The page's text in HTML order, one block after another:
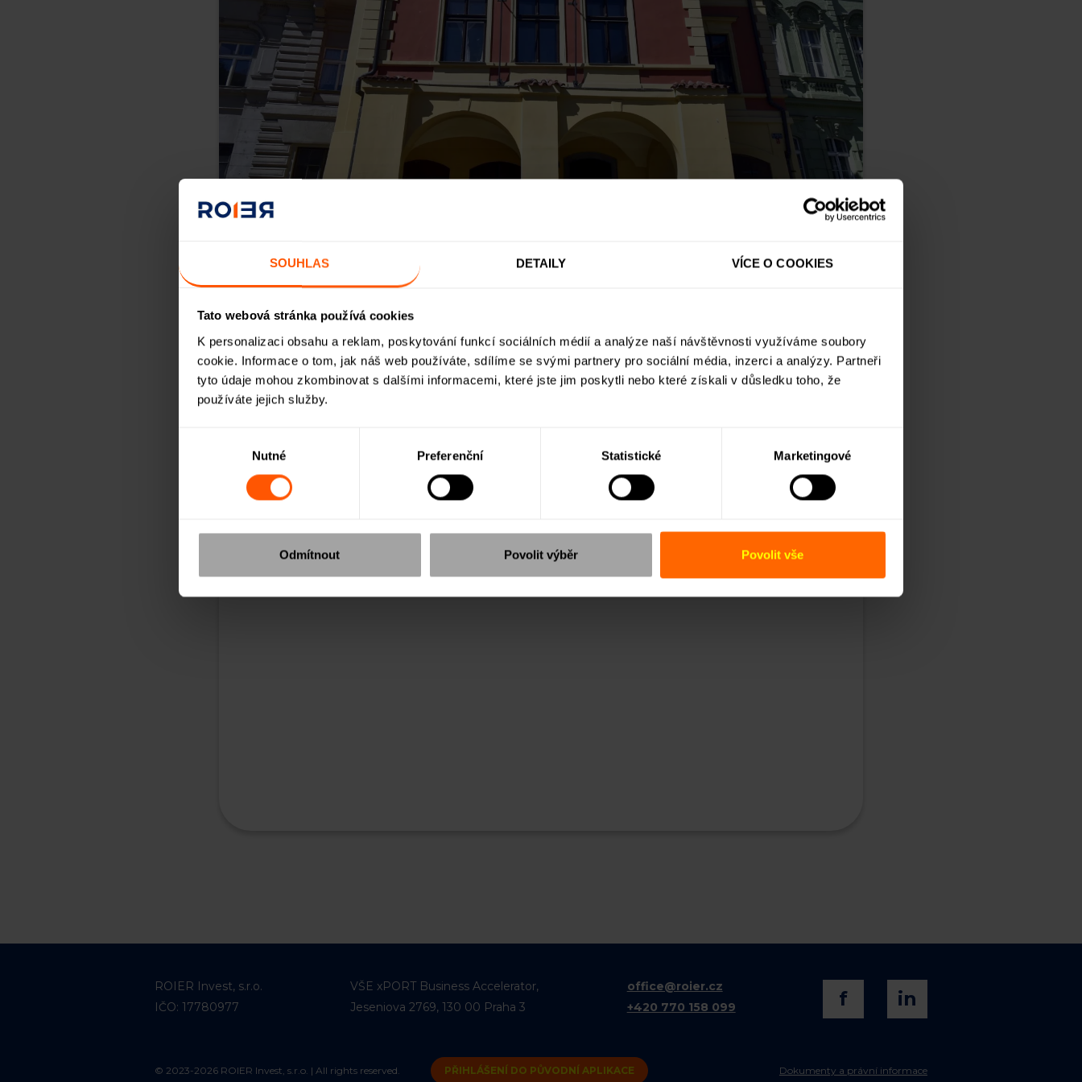
SOUHLAS DETAILY VÍCE O COOKIES
Tato webová stránka používá cookies
K personalizaci obsahu a reklam, poskytování funkcí sociálních médií a analýze naší návštěvnosti využíváme soubory
cookie. Informace o tom, jak náš web používáte, sdílíme se svými partnery pro sociální média, inzerci a analýzy. Partneři
tyto údaje mohou zkombinovat s dalšími informacemi, které jste jim poskytli nebo které získali v důsledku toho, že
používáte jejich služby.
Nutné Preferenční Statistické Marketingové
Odmítnout Povolit výběr Povolit vše
INVESTIČNÍ NABÍDKA UHELNÝ TRH, ETAPA 1
ROIER Invest, s.r.o.
IČO: 17780977
VŠE xPORT Business Accelerator,
Jeseniova 2769, 130 00 Praha 3
office@roier.cz
+420 770 158 099
f in
© 2023-2026 ROIER Invest, s.r.o. | All rights reserved. PŘIHLÁŠENÍ DO PŮVODNÍ APLIKACE Dokumenty a právní informace